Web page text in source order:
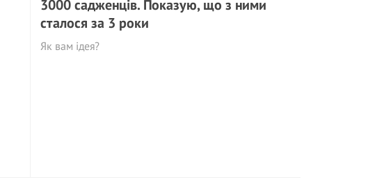
3000 садженців. Показую, що з ними
сталося за 3 роки
Як вам ідея?